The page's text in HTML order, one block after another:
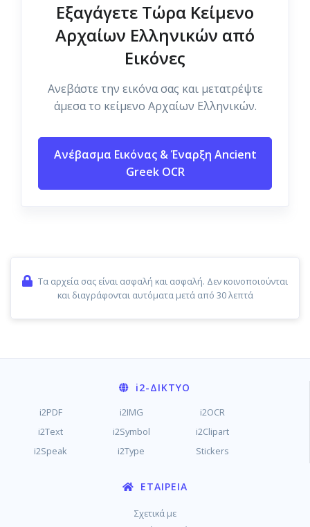
Εξαγάγετε Τώρα Κείμενο
Αρχαίων Ελληνικών από
Εικόνες
Ανεβάστε την εικόνα σας και μετατρέψτε
άμεσα το κείμενο Αρχαίων Ελληνικών.
Ανέβασμα Εικόνας & Έναρξη Ancient
Greek OCR
Τα αρχεία σας είναι ασφαλή και ασφαλή. Δεν κοινοποιούνται
και διαγράφονται αυτόματα μετά από 30 λεπτά
i2-ΔΊΚΤΥΟ
i2PDF i2IMG
i2OCR
i2Text
i2Symbol
i2Clipart
i2Speak
i2Type Stickers
ΕΤΑΙΡΕΊΑ
Σχετικά με